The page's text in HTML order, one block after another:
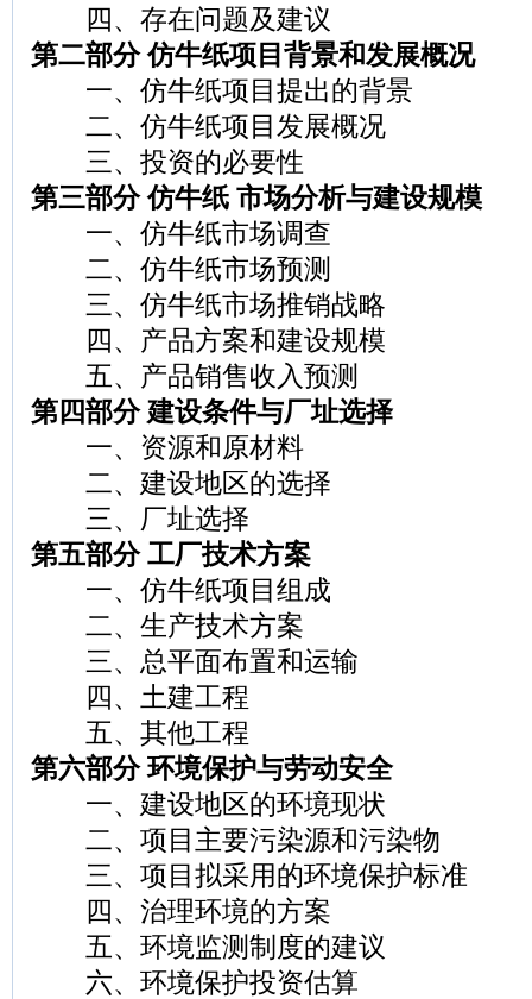
四、存在问题及建议
第二部分 仿牛纸项目背景和发展概况
一、仿牛纸项目提出的背景
二、仿牛纸项目发展概况
三、投资的必要性
第三部分 仿牛纸 市场分析与建设规模
一、仿牛纸市场调查
二、仿牛纸市场预测
三、仿牛纸市场推销战略
四、产品方案和建设规模
五、产品销售收入预测
第四部分 建设条件与厂址选择
一、资源和原材料
二、建设地区的选择
三、厂址选择
第五部分 工厂技术方案
一、仿牛纸项目组成
二、生产技术方案
三、总平面布置和运输
四、土建工程
五、其他工程
第六部分 环境保护与劳动安全
一、建设地区的环境现状
二、项目主要污染源和污染物
三、项目拟采用的环境保护标准
四、治理环境的方案
五、环境监测制度的建议
六、环境保护投资估算